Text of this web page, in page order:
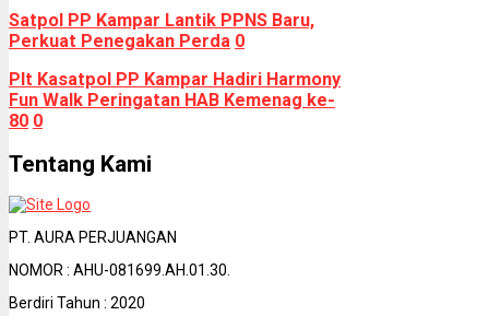
Satpol PP Kampar Lantik PPNS Baru,
Perkuat Penegakan Perda 0
Plt Kasatpol PP Kampar Hadiri Harmony
Fun Walk Peringatan HAB Kemenag ke-
80 0
Tentang Kami
PT. AURA PERJUANGAN
NOMOR : AHU-081699.AH.01.30.
Berdiri Tahun : 2020